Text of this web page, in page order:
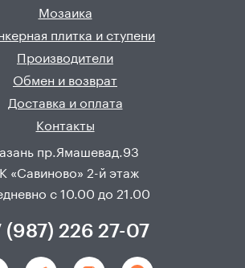
Мозаика
плитка и ступени
Производители
Обмен и возврат
Доставка и оплата
Контакты
пр.Ямашевад.93
«Савиново» 2-й этаж
с 10.00 до 21.00
(987) 226 27-07